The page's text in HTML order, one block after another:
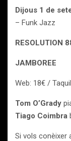
Dijous 1 de
– Funk Jazz
RESOLUTION
JAMBOREE
Web: 18€ /
Tom O’Grady
Tiago Coimbra
Si vols conèixer